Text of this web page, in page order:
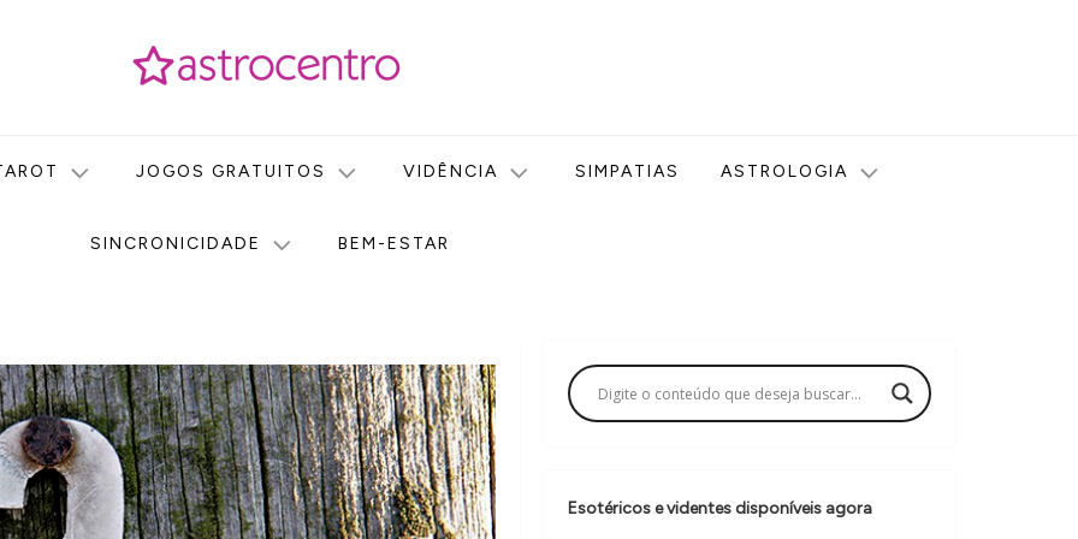
JOGOS GRATUITOS VIDÊNCIA SIMPATIAS ASTROLOGIA
SINCRONICIDADE BEM-ESTAR
Esotéricos e videntes disponíveis agora